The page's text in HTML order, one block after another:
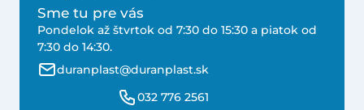
Sme tu pre vás
Pondelok až štvrtok od 7:30 do 15:30 a piatok od
7:30 do 14:30.
duranplast@duranplast.sk
032 776 2561